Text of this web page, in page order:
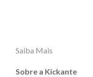
Saiba Mais
Sobre a Kickante